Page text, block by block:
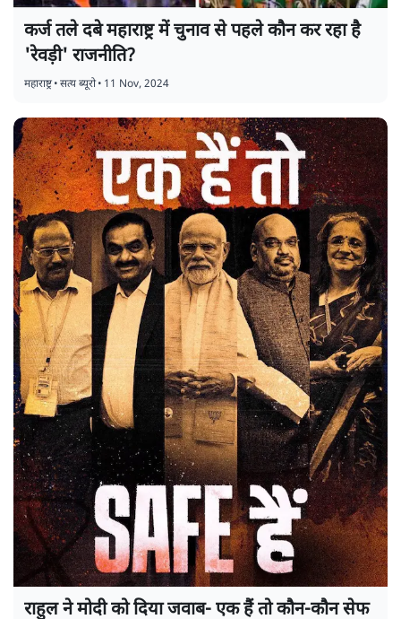
कर्ज तले दबे महाराष्ट्र में चुनाव से पहले कौन कर रहा है
'रेवड़ी' राजनीति?
महाराष्ट्र•सत्य ब्यूरो• 11 Nov, 2024
राहुल ने मोदी को दिया जवाब- एक हैं तो कौन-कौन सेफ